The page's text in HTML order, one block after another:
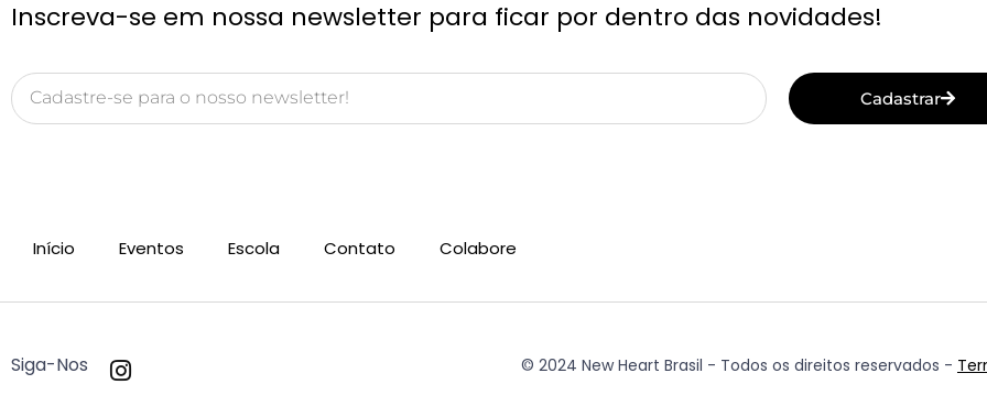
Inscreva-se em nossa newsletter para ficar por dentro das novidades!
Email
Cadastrar
Início Eventos Escola Contato Colabore
Siga-Nos © 2024 New Heart Brasil - Todos os direitos reservados -